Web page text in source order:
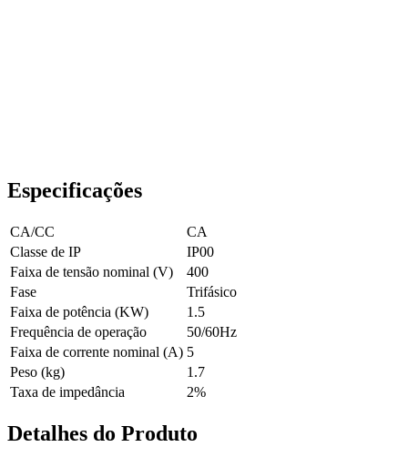
Especificações
CA/CC
CA
Classe de IP
IP00
Faixa de tensão nominal (V)
400
Fase
Trifásico
Faixa de potência (KW)
1.5
Frequência de operação
50/60Hz
Faixa de corrente nominal (A) 5
Peso (kg)
1.7
Taxa de impedância
2%
Detalhes do Produto